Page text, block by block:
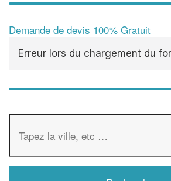
Demande de devis 100% Gratuit
Erreur lors du chargement du